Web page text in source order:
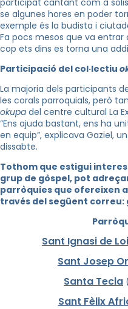
participat cantant com a
se algunes hores en poder
exemple és la budista i
Fa pocs mesos que va entrar
cop ets dins es torna una
Participació del col·lectiu
La majoria dels participants
les corals parroquials, però
okupa del centre cultural La
“Ens ajuda bastant, ens ha
en equip”, explicava Gaziel,
dissabte.
Tothom que estigui
grup de gòspel, pot
parròquies que ofereixen
través del següent
Sant Ignasi de
Sant Josep
Santa Tecla
Sant Fèlix